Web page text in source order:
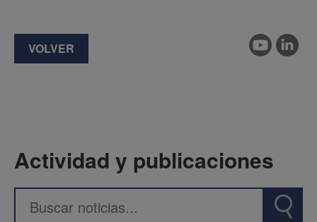
VOLVER
Actividad y publicaciones